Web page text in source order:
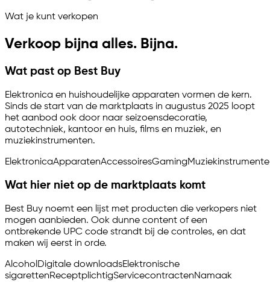
Wat je kunt verkopen
Verkoop bijna alles. Bijna.
Wat past op Best Buy
Elektronica en huishoudelijke apparaten vormen de kern.
Sinds de start van de marktplaats in augustus 2025 loopt
het aanbod ook door naar seizoensdecoratie,
autotechniek, kantoor en huis, films en muziek, en
muziekinstrumenten.
ElektronicaApparatenAccessoiresGaming
Wat hier niet op de marktplaats komt
Best Buy noemt een lijst met producten die verkopers niet
mogen aanbieden. Ook dunne content of een
ontbrekende UPC code strandt bij de controles, en dat
maken wij eerst in orde.
Alcohol Digitale downloadsElektronische
sigarettenReceptplichtigServicecontractenNamaak